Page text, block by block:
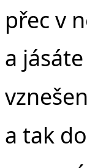
přec v
a
a tak